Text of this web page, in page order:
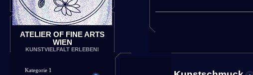
ATELIER OF FINE ARTS
WIEN
KUNSTVIELFALT ERLEBEN!
Kategorie 1